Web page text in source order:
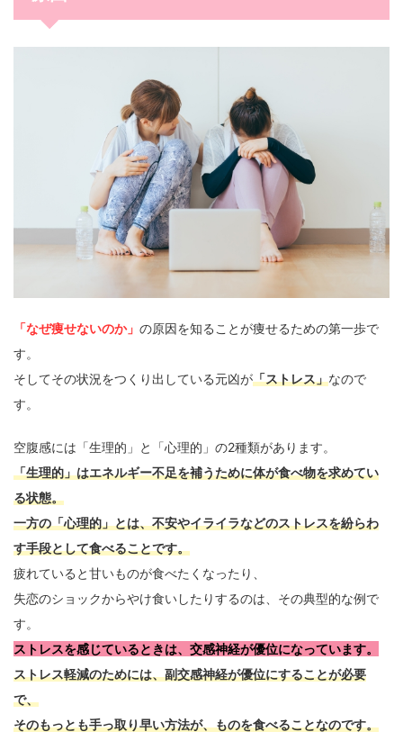
「なぜ痩せないのか」 の原因を知ることが痩せるための第一歩で
す。
そしてその状況をつくり出している元凶が「ストレス」なので
す。
空腹感には「生理的」と「心理的」の2種類があります。
「生理的」はエネルギー不足を補うために体が食べ物を求めてい
る状態。
一方の「心理的」とは、不安やイライラなどのストレスを紛らわ
す手段として食べることです。
疲れていると甘いものが食べたくなったり、
失恋のショックからやけ食いしたりするのは、その典型的な例で
す。
ストレスを感じているときは、交感神経が優位になっています。
ストレス軽減のためには、副交感神経が優位にすることが必要
で、
そのもっとも手っ取り早い方法が、ものを食べることなのです。